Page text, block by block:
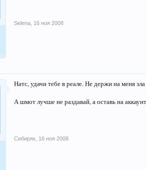
Selena 16 ноя 2008
Натс, удачи тебе в реале. Не держи на меня
А шмот лучше не раздавай, а оставь на
Сибиряк 16 ноя 2008